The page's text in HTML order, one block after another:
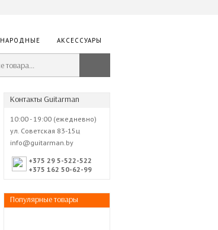
НАРОДНЫЕ АКСЕССУАРЫ
Контакты Guitarman
10:00 - 19:00 (ежедневно)
ул. Советская 83-15ц
info@guitarman.by
+375 29 5-522-522
+375 162 50-62-99
Популярные товары